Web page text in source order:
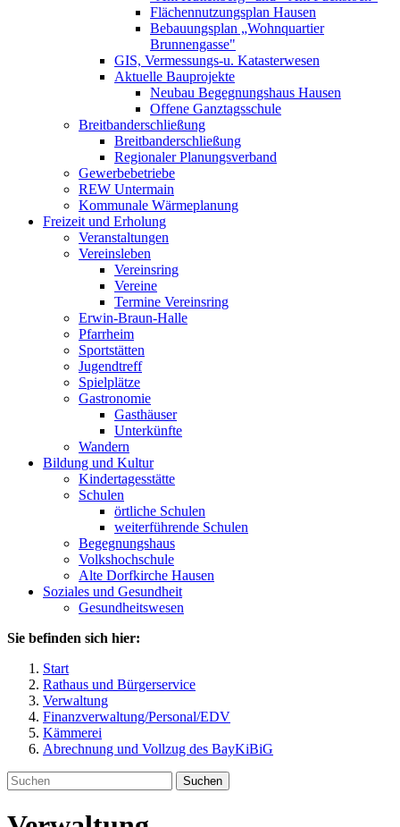
Flächennutzungsplan Hausen
Bebauungsplan „Wohnquartier
Brunnengasse"
GIS, Vermessungs-u. Katasterwesen
Aktuelle Bauprojekte
Neubau Begegnungshaus Hausen
Offene Ganztagsschule
Breitbanderschließung
Breitbanderschließung
Regionaler Planungsverband
Gewerbebetriebe
REW Untermain
Kommunale Wärmeplanung
Freizeit und Erholung
Veranstaltungen
Vereinsleben
Vereinsring
Vereine
Termine Vereinsring
Erwin-Braun-Halle
Pfarrheim
Sportstätten
Jugendtreff
Spielplätze
Gastronomie
Gasthäuser
Unterkünfte
Wandern
Bildung und Kultur
Kindertagesstätte
Schulen
örtliche Schulen
weiterführende Schulen
Begegnungshaus
Volkshochschule
Alte Dorfkirche Hausen
Soziales und Gesundheit
Gesundheitswesen
Sie befinden sich hier:
Start
Rathaus und Bürgerservice
Verwaltung
Finanzverwaltung/Personal/EDV
Kämmerei
Abrechnung und Vollzug des BayKiBiG
Suchen